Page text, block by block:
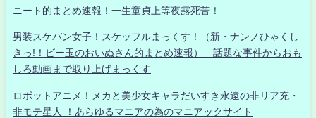
ニート的まとめ速報！一生童貞上等夜露死苦！
男装スケバン女子！スケッフルまっくす！（新・ナンノひゃくし
きっ!！ビー玉のおいぬさん的まとめ速報） 話題な事件からおも
しろ動画まで取り上げまっくす
ロボットアニメ！メカと美少女キャラだいすき永遠の非リア充・
非モテ星人 ！あらゆるマニアの為のマニアックサイト